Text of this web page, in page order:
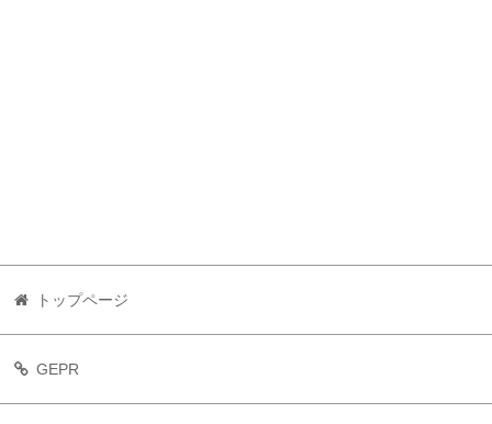
トップページ
GEPR